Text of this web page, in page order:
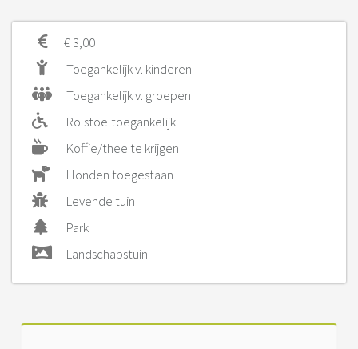
€ 3,00
Toegankelijk v. kinderen
Toegankelijk v. groepen
Rolstoeltoegankelijk
Koffie/thee te krijgen
Honden toegestaan
Levende tuin
Park
Landschapstuin